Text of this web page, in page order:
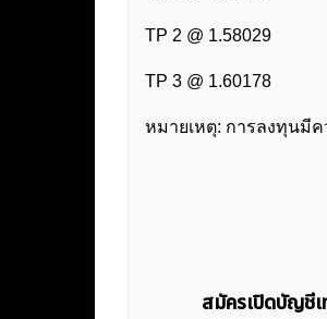
TP 2 @ 1.58029
TP 3 @ 1.60178
หมายเหตุ: การลงทุนมี
สมัครเปิดบัญชีเ